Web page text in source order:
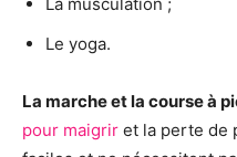
Le yoga.
La marche et la course à
pour maigrir et la perte de